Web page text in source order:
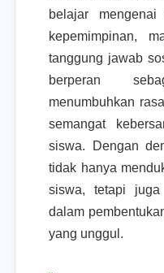
belajar
kepemimpinan,
tanggung jawab
berperan
menumbuhkan
semangat
siswa. Dengan
tidak hanya
siswa, tetapi
dalam
yang unggul.